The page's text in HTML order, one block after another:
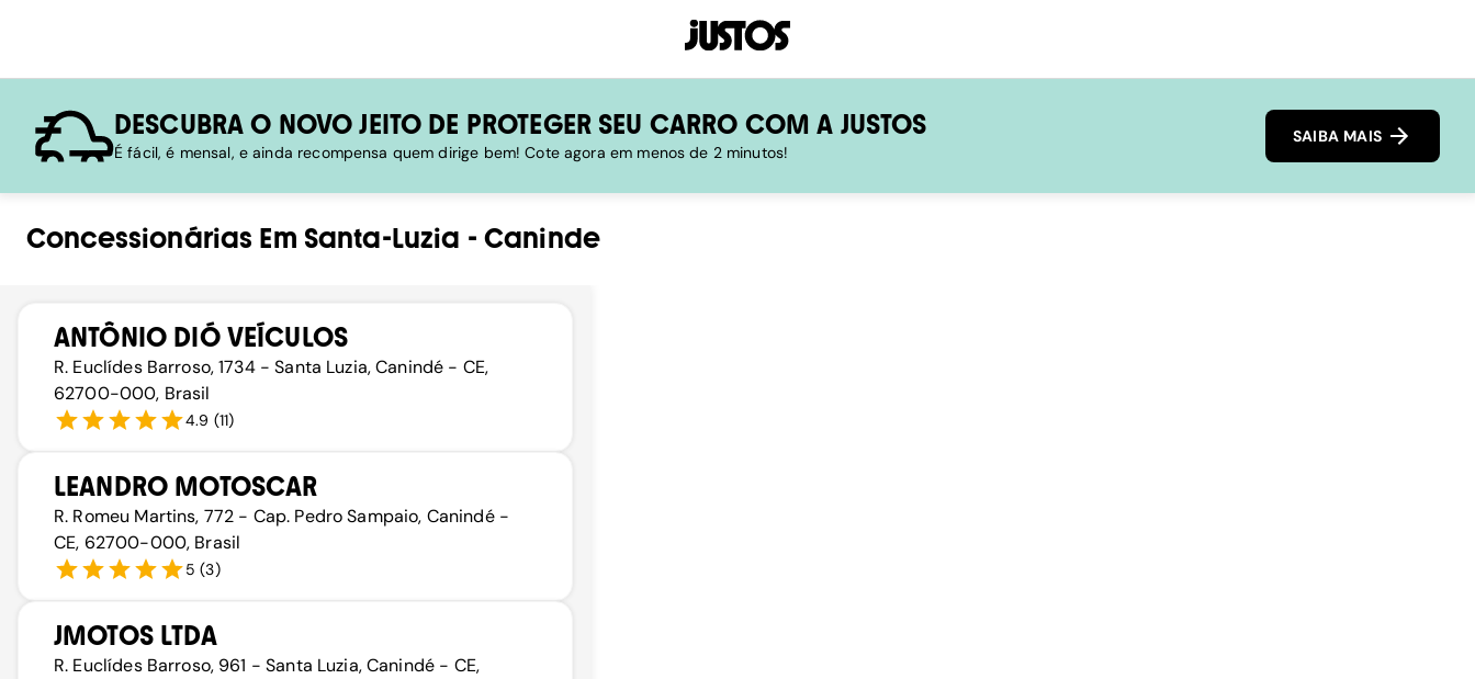
DESCUBRA O NOVO JEITO DE PROTEGER SEU CARRO COM A JUSTOS
É fácil, é mensal, e ainda recompensa quem dirige bem! Cote agora em menos de 2 minutos!
SAIBA MAIS
Concessionárias Em Santa-Luzia - Caninde
ANTÔNIO DIÓ VEÍCULOS
R. Euclídes Barroso, 1734 - Santa Luzia, Canindé - CE,
62700-000, Brasil
4.9 (11)
LEANDRO MOTOSCAR
R. Romeu Martins, 772 - Cap. Pedro Sampaio, Canindé -
CE, 62700-000, Brasil
5 (3)
JMOTOS LTDA
R. Euclídes Barroso, 961 - Santa Luzia, Canindé - CE,